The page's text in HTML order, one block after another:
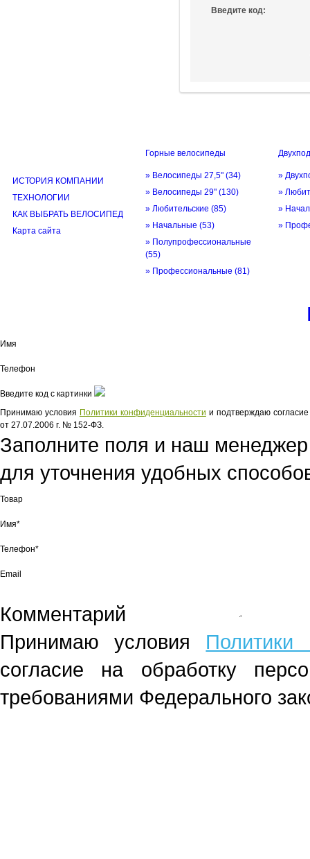
Введите код:
ИСТОРИЯ КОМПАНИИ
ТЕХНОЛОГИИ
КАК ВЫБРАТЬ ВЕЛОСИПЕД
Карта сайта
Горные велосипеды
» Велосипеды 27,5" (34)
» Велосипеды 29" (130)
» Любительские (85)
» Начальные (53)
» Полупрофессиональные
(55)
» Профессиональные (81)
»
»
»
»
Имя
Телефон
Введите код с картинки
Принимаю условия Политики конфиденциальности и подтверждаю
от 27.07.2006 г. № 152-ФЗ.
Заполните поля и наш
для уточнения удобных
Товар
Имя*
Телефон*
Email
Комментарий
Принимаю условия Политики
согласие на обработку
требованиями Федерального